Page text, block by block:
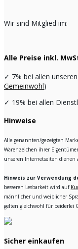
Wir sind Mitglied im:
Alle Preise inkl.
✓ 7% bei allen
Gemeinwohl)
✓ 19% bei allen
Hinweise
Alle genannten/gezeigten
Warenzeichen ihrer
unseren Internetseiten dienen
Hinweis zur Verwendung
besseren Lesbarkeit wird auf
männlicher und weiblicher
gelten gleichwohl für beiderlei
Sicher einkaufen